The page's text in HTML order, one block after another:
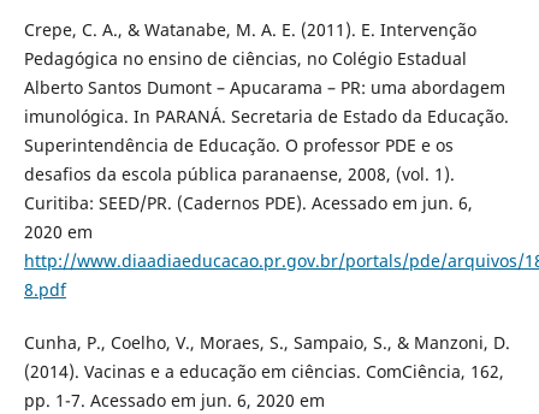
Crepe, C. A., & Watanabe, M. A. E. (2011). E. Intervenção
Pedagógica no ensino de ciências, no Colégio Estadual
Alberto Santos Dumont – Apucarama – PR: uma abordagem
imunológica. In PARANÁ. Secretaria de Estado da Educação.
Superintendência de Educação. O professor PDE e os
desafios da escola pública paranaense, 2008, (vol. 1).
Curitiba: SEED/PR. (Cadernos PDE). Acessado em jun. 6,
2020 em
http://www.diaadiaeducacao.pr.gov.br/portals/pde/arquivos/
8.pdf
Cunha, P., Coelho, V., Moraes, S., Sampaio, S., & Manzoni, D.
(2014). Vacinas e a educação em ciências. ComCiência, 162,
pp. 1-7. Acessado em jun. 6, 2020 em